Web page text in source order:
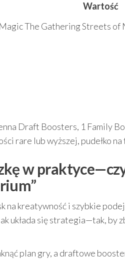
Wartość
The Gathering Streets of
Draft Boosters, 1 Family
rare lub wyższej, pudełko
w
na kreatywność i szybkie
układa się strategia—tak,
plan gry, a draftowe